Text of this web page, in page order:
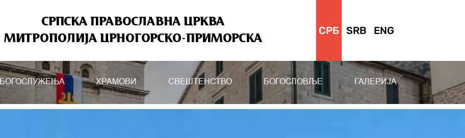
СРПСКА ПРАВОСЛАВНА ЦРКВА
МИТРОПОЛИЈА ЦРНОГОРСКО-ПРИМОРСКА
СРБ SRB ENG
БОГОСЛУЖЕЊА ХРАМОВИ СВЕШТЕНСТВО БОГОСЛОВЉЕ ГАЛЕРИЈА